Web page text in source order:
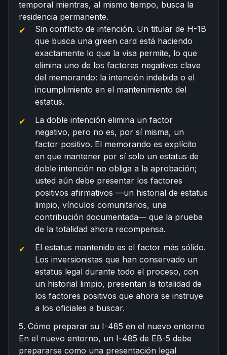
temporal mientras, al mismo tiempo, busca la
residencia permanente.
Sin conflicto de intención. Un titular de H-1B
que busca una green card está haciendo
exactamente lo que la visa permite, lo que
elimina uno de los factores negativos clave
del memorando: la intención indebida o el
incumplimiento en el mantenimiento del
estatus.
La doble intención elimina un factor
negativo, pero no es, por sí misma, un
factor positivo. El memorando es explícito
en que mantener por sí solo un estatus de
doble intención no obliga a la aprobación;
usted aún debe presentar los factores
positivos afirmativos —un historial de estatus
limpio, vínculos comunitarios, una
contribución documentada— que la prueba
de la totalidad ahora recompensa.
El estatus mantenido es el factor más sólido.
Los inversionistas que han conservado un
estatus legal durante todo el proceso, con
un historial limpio, presentan la totalidad de
los factores positivos que ahora se instruye
a los oficiales a buscar.
5. Cómo preparar su I-485 en el nuevo entorno
En el nuevo entorno, un I-485 de EB-5 debe
prepararse como una presentación legal